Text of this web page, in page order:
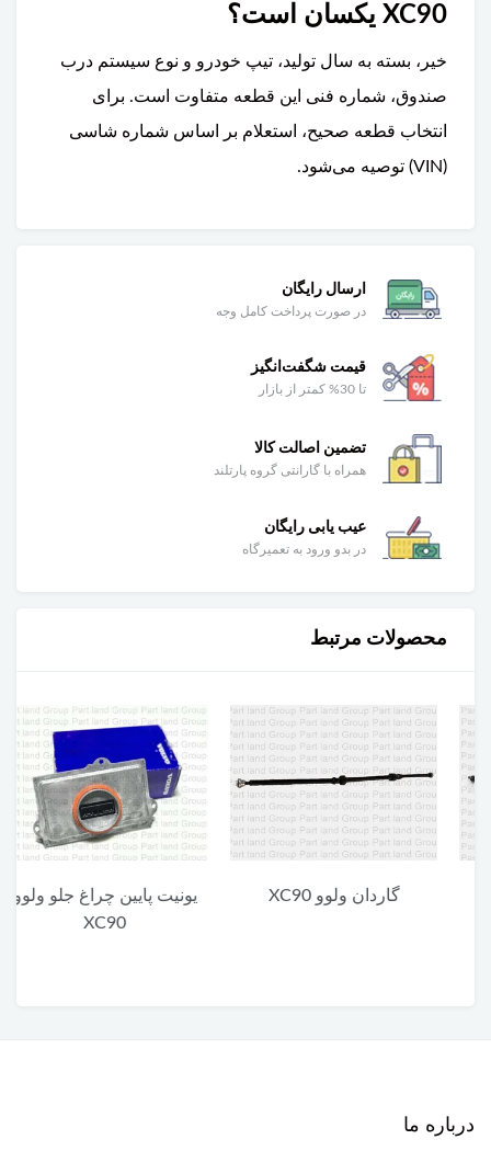
XC90 یکسان است؟
خیر، بسته به سال تولید، تیپ خودرو و نوع سیستم درب
صندوق، شماره فنی این قطعه متفاوت است. برای
انتخاب قطعه صحیح، استعلام بر اساس شماره شاسی
(VIN) توصیه می‌شود.
ارسال رایگان
در صورت پرداخت کامل وجه
قیمت شگفت‌انگیز
تا 30% کمتر از بازار
تضمین اصالت کالا
همراه با گارانتی گروه پارتلند
عیب یابی رایگان
در بدو ورود به تعمیرگاه
محصولات مرتبط
گاردان ولوو XC90
یونیت پایین چراغ جلو ولوو
XC90
درباره ما